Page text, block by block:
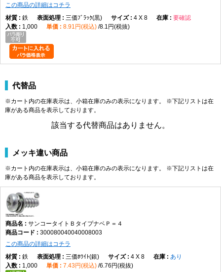
この商品の詳細はコチラ
鉄
三価ﾌﾞﾗｯｸ(黒) 4 X 8
要確認
1,000
8.91円(税込) 8.1円(税抜)
代替品
※カート内の在庫表示は、小箱在庫のみの表示になります。 ※下記リストは在
庫がある商品を表示しております。
該当する代替商品はありません。
メッキ違い商品
※カート内の在庫表示は、小箱在庫のみの表示になります。 ※下記リストは在
庫がある商品を表示しております。
サンコータイトＢタイプナベＰ＝４
300080040040008003
この商品の詳細はコチラ
鉄
三価ﾎﾜｲﾄ(銀) 4 X 8
あり
1,000
7.43円(税込) 6.76円(税抜)